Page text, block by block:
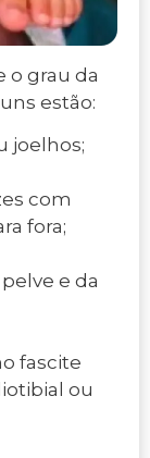
o grau da
estão:
joelhos;
com
fora;
e da
fascite
ou